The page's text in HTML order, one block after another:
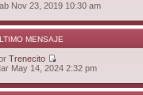
Nov 23, 2019 10:30 am
MENSAJE
Trenecito
May 14, 2024 2:32 pm